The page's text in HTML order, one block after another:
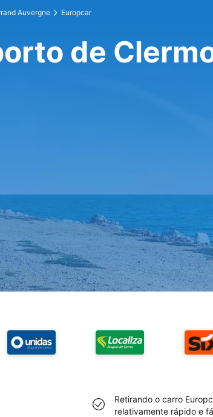
Auvergne Europcar
de
Retirando o carro
relativamente rápido e